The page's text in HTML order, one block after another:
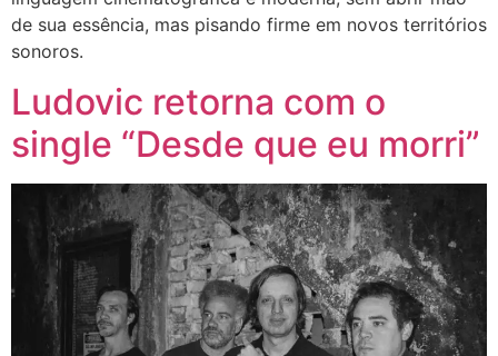
de sua essência, mas pisando firme em novos territórios
sonoros.
Ludovic retorna com o
single “Desde que eu morri”